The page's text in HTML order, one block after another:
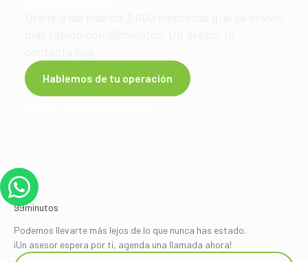
Hablemos de tu operación
Podemos llevarte más lejos de lo que nunca has estado.
¡Un asesor espera por ti, agenda una llamada ahora!